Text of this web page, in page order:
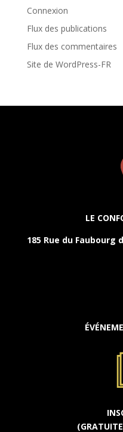
Connexion
Flux des publications
Flux des commentaires
Site de WordPress-FR
LE
185 Rue du Faubourg